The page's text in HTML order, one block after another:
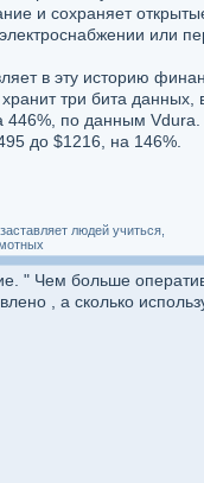
и сохраняет
или
в эту историю
три бита
446%, по данным
до $1216, на 146%.
людей учиться,
" Чем больше
, а сколько